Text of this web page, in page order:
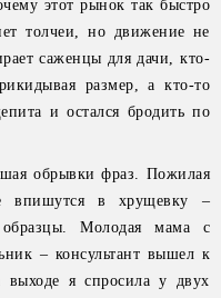
этот рынок так быстро
толчеи, но движение не
саженцы для дачи, кто-
размер, а кто-то
и остался бродить по
обрывки фраз. Пожилая
впишутся в хрущевку –
образцы. Молодая мама с
– консультант вышел к
я спросила у двух